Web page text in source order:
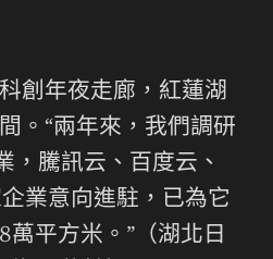
年夜走廊，紅蓮湖
。“兩年來，我們調研
，騰訊云、百度云、
業意向進駐，已為它
平方米。”（湖北日